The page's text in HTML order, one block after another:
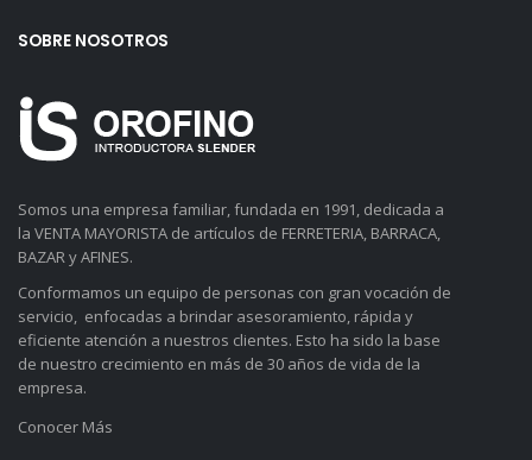
SOBRE NOSOTROS
Somos una empresa familiar, fundada en 1991, dedicada a
la VENTA MAYORISTA de artículos de FERRETERIA, BARRACA,
BAZAR y AFINES.
Conformamos un equipo de personas con gran vocación de
servicio, enfocadas a brindar asesoramiento, rápida y
eficiente atención a nuestros clientes. Esto ha sido la base
de nuestro crecimiento en más de 30 años de vida de la
empresa.
Conocer Más